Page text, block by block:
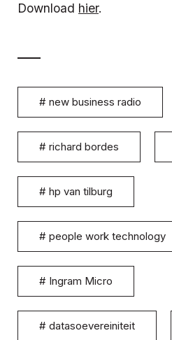
Download hier.
# new business radio
# richard bordes
# hp van tilburg
# people work technology
# Ingram Micro
# datasoevereiniteit